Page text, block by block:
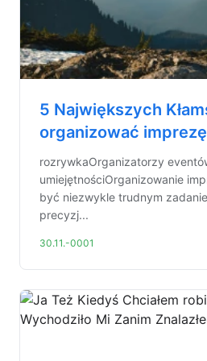
5 Największych
organizować imprezę
rozrywkaOrganizatorzy
umiejętnościOrganizowanie
być niezwykle trudnym
precyzj...
30.11.-0001